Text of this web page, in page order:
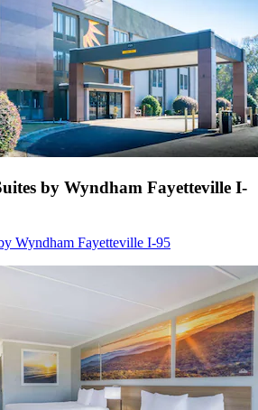
by Wyndham Fayetteville I-
Wyndham Fayetteville I-95